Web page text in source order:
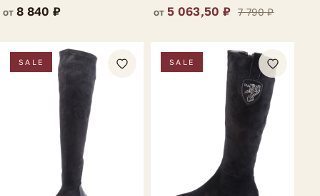
от 8 840 ₽
от 5 063,50 ₽ 7 790 ₽
SALE SALE